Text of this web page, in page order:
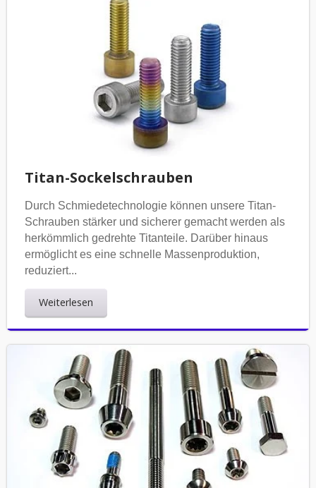
Titan-Sockelschrauben
Durch Schmiedetechnologie können unsere Titan-
Schrauben stärker und sicherer gemacht werden als
herkömmlich gedrehte Titanteile. Darüber hinaus
ermöglicht es eine schnelle Massenproduktion,
reduziert...
Weiterlesen